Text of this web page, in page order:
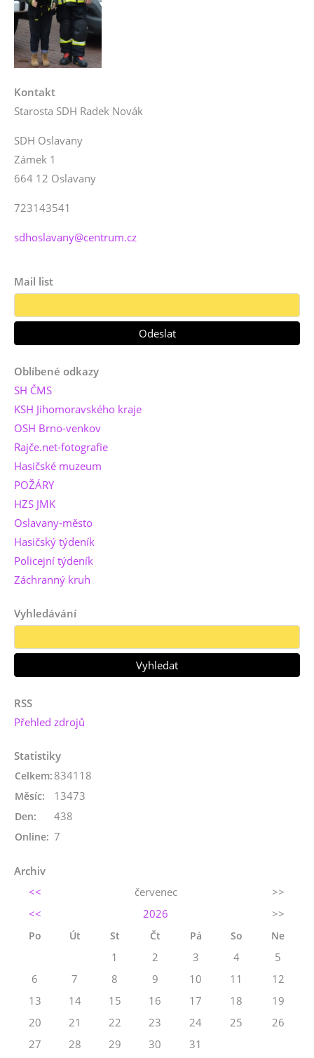
Kontakt
Starosta SDH Radek Novák
SDH Oslavany
Zámek 1
664 12 Oslavany
723143541
sdhoslavany@centrum.cz
Mail list
Oblíbené odkazy
SH ČMS
KSH Jihomoravského kraje
OSH Brno-venkov
Rajče.net-fotografie
Hasičské muzeum
POŽÁRY
HZS JMK
Oslavany-město
Hasičský týdeník
Policejní týdeník
Záchranný kruh
Vyhledávání
RSS
Přehled zdrojů
Statistiky
Online: 7
Celkem: 834118
Měsíc: 13473
Den: 438
Archiv
<<
červenec
>>
<<
2026 >>
Po Út St Čt Pá So Ne
1 2 3 4
5
6
7 8 9 10 11
12
13
14 15 16 17 18
19
20
21 22 23 24 25
26
27
28 29 30 31